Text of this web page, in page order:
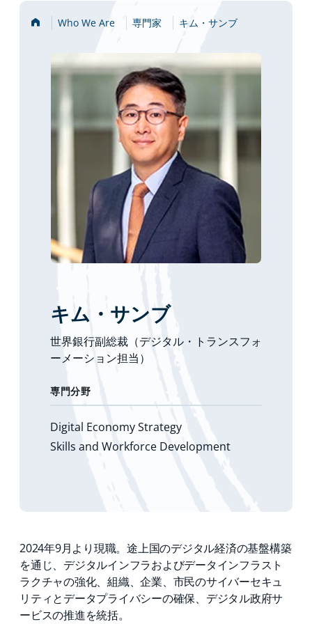
Home Who We Are 専門家 キム・サンブ
キム・サンブ
世界銀行副総裁（デジタル・トランスフォ
ーメーション担当）
専門分野
Digital Economy Strategy
Skills and Workforce Development
2024年9月より現職。途上国のデジタル経済の基盤構築
を通じ、デジタルインフラおよびデータインフラスト
ラクチャの強化、組織、企業、市民のサイバーセキュ
リティとデータプライバシーの確保、デジタル政府サ
ービスの推進を統括。